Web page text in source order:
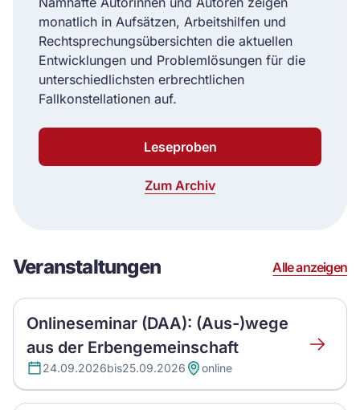
monatlich in Aufsätzen, Arbeitshilfen und
Rechtsprechungsübersichten die aktuellen
Entwicklungen und Problemlösungen für die
unterschiedlichsten erbrechtlichen
Fallkonstellationen auf.
Leseproben
Zum Archiv
Veranstaltungen Alle anzeigen
Onlineseminar (DAA): (Aus-)wege
aus der Erbengemeinschaft
24.09.2026bis25.09.2026 online
(Aus-
aus